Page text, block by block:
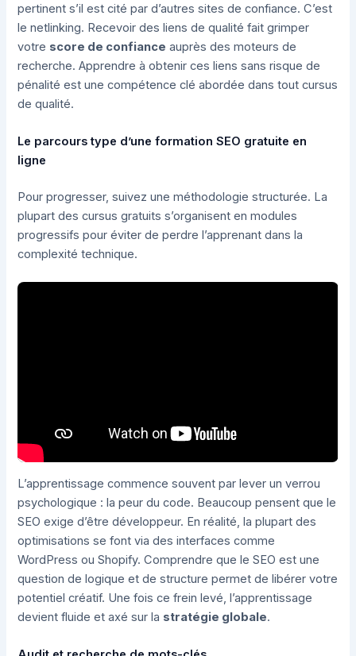
pertinent s’il est cité par d’autres sites de confiance. C’est
le netlinking. Recevoir des liens de qualité fait grimper
votre score de confiance auprès des moteurs de
recherche. Apprendre à obtenir ces liens sans risque de
pénalité est une compétence clé abordée dans tout cursus
de qualité.
Le parcours type d’une formation SEO gratuite en
ligne
Pour progresser, suivez une méthodologie structurée. La
plupart des cursus gratuits s’organisent en modules
progressifs pour éviter de perdre l’apprenant dans la
complexité technique.
L’apprentissage commence souvent par lever un verrou
psychologique : la peur du code. Beaucoup pensent que le
SEO exige d’être développeur. En réalité, la plupart des
optimisations se font via des interfaces comme
WordPress ou Shopify. Comprendre que le SEO est une
question de logique et de structure permet de libérer votre
potentiel créatif. Une fois ce frein levé, l’apprentissage
devient fluide et axé sur la stratégie globale.